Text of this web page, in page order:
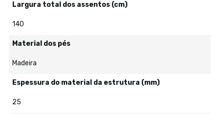
Largura total dos assentos (cm)
140
Material dos pés
Madeira
Espessura do material da estrutura (mm)
25